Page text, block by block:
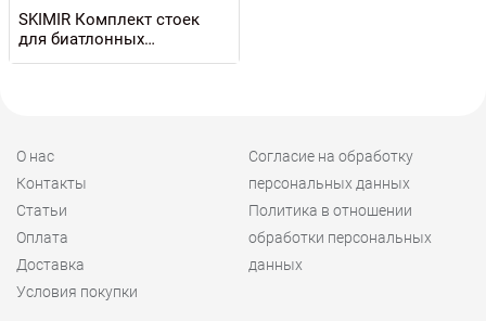
SKIMIR Комплект стоек
для биатлонных
мишенных установок
О нас
Контакты
Статьи
Оплата
Доставка
Условия покупки
Согласие на обработку
персональных данных
Политика в отношении
обработки персональных
данных